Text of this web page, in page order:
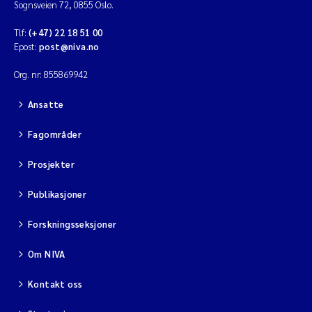
Hans Nicolai Adam
Mari Moren
Helene Frigstad
Erling Aarhus Bratsberg
Heleen de Wit
Sognsveien 72, 0855 Oslo.
Tlf: (+47) 22 18 51 00
Epost: post@niva.no
Org. nr: 855869942
Ansatte
Fagområder
Prosjekter
Publikasjoner
Forskningsseksjoner
Om NIVA
Kontakt oss